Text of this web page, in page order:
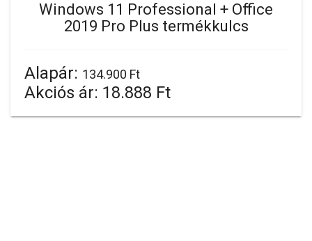
Windows 11 Professional + Office
2019 Pro Plus termékkulcs
Alapár: 134.900 Ft
Akciós ár: 18.888 Ft